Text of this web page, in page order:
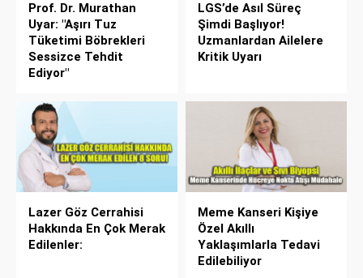
Prof. Dr. Murathan
Uyar: "Aşırı Tuz
Tüketimi Böbrekleri
Sessizce Tehdit
Ediyor"
LGS’de Asıl Süreç
Şimdi Başlıyor!
Uzmanlardan Ailelere
Kritik Uyarı
Lazer Göz Cerrahisi
Hakkında En Çok Merak
Edilenler:
Meme Kanseri Kişiye
Özel Akıllı
Yaklaşımlarla Tedavi
Edilebiliyor